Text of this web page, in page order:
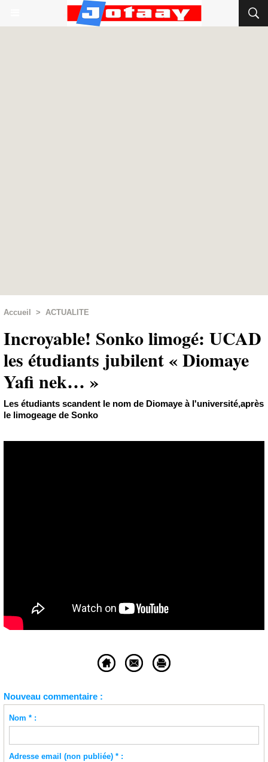
Accueil > ACTUALITE
Incroyable! Sonko limogé: UCAD
les étudiants jubilent « Diomaye
Yafi nek… »
Les étudiants scandent le nom de Diomaye à l'université,après
le limogeage de Sonko
Nouveau commentaire :
Nom * :
Adresse email (non publiée) * :